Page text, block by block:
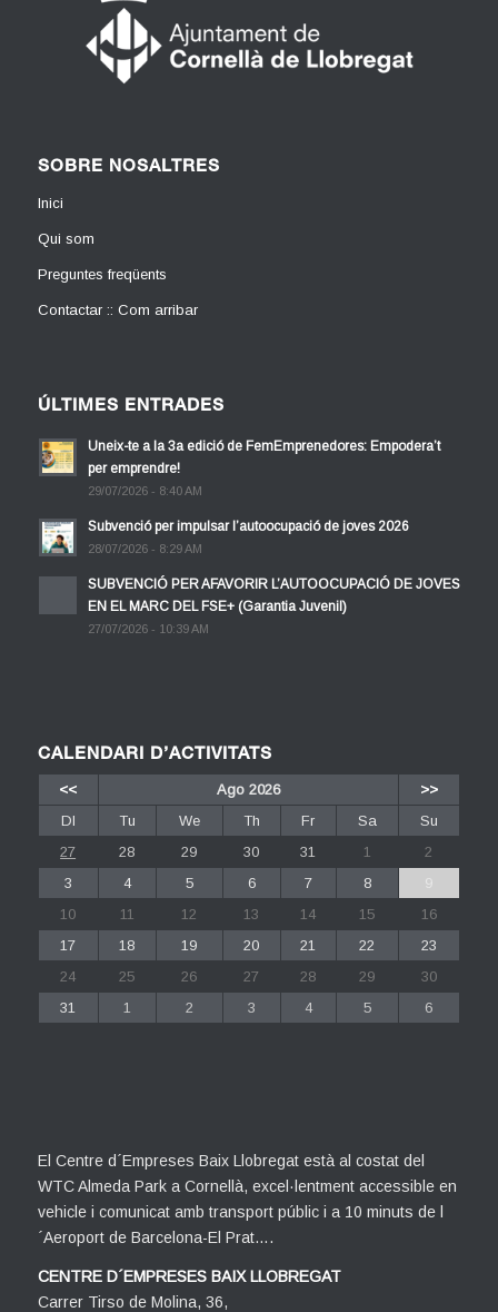
SOBRE NOSALTRES
Inici
Qui som
Preguntes freqüents
Contactar :: Com arribar
ÚLTIMES ENTRADES
Uneix-te a la 3a edició de FemEmprenedores: Empodera’t
per emprendre!
29/07/2026 - 8:40 AM
Subvenció per impulsar l’autoocupació de joves 2026
28/07/2026 - 8:29 AM
SUBVENCIÓ PER AFAVORIR L’AUTOOCUPACIÓ DE JOVES
EN EL MARC DEL FSE+ (Garantia Juvenil)
27/07/2026 - 10:39 AM
CALENDARI D’ACTIVITATS
<< Ago 2026
>>
Dl
Tu We Th Fr Sa
Su
27
28 29 30 31 1
2
3
4 5 6 7 8
9
10
11 12 13 14 15
16
17
18 19 20 21 22
23
24
25 26 27 28 29
30
31
1 2 3 4 5 6
El Centre d´Empreses Baix Llobregat està al costat del
WTC Almeda Park a Cornellà, excel·lentment accessible en
vehicle i comunicat amb transport públic i a 10 minuts de l
´Aeroport de Barcelona-El Prat….
CENTRE D´EMPRESES BAIX LLOBREGAT
Carrer Tirso de Molina, 36,